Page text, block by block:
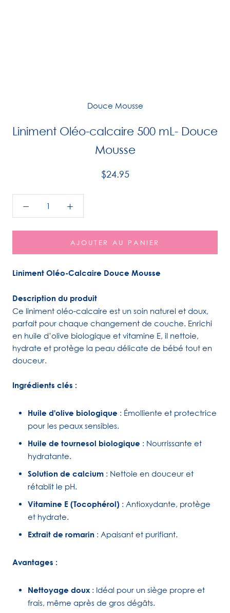
Douce Mousse
Liniment Oléo-calcaire 500 mL- Douce
Mousse
$24.95
AJOUTER AU PANIER
Liniment Oléo-Calcaire Douce Mousse
Description du produit
Ce liniment oléo-calcaire est un soin naturel et doux,
parfait pour chaque changement de couche. Enrichi
en huile d’olive biologique et vitamine E, il nettoie,
hydrate et protège la peau délicate de bébé tout en
douceur.
Ingrédients clés :
Huile d'olive biologique : Émolliente et protectrice
pour les peaux sensibles.
Huile de tournesol biologique : Nourrissante et
hydratante.
Solution de calcium : Nettoie en douceur et
rétablit le pH.
Vitamine E (Tocophérol) : Antioxydante, protège
et hydrate.
Extrait de romarin : Apaisant et purifiant.
Avantages :
Nettoyage doux : Idéal pour un siège propre et
frais, même après de gros dégâts.